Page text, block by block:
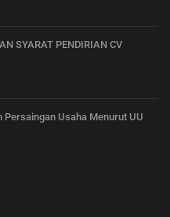
SYARAT PENDIRIAN CV
Persaingan Usaha Menurut UU